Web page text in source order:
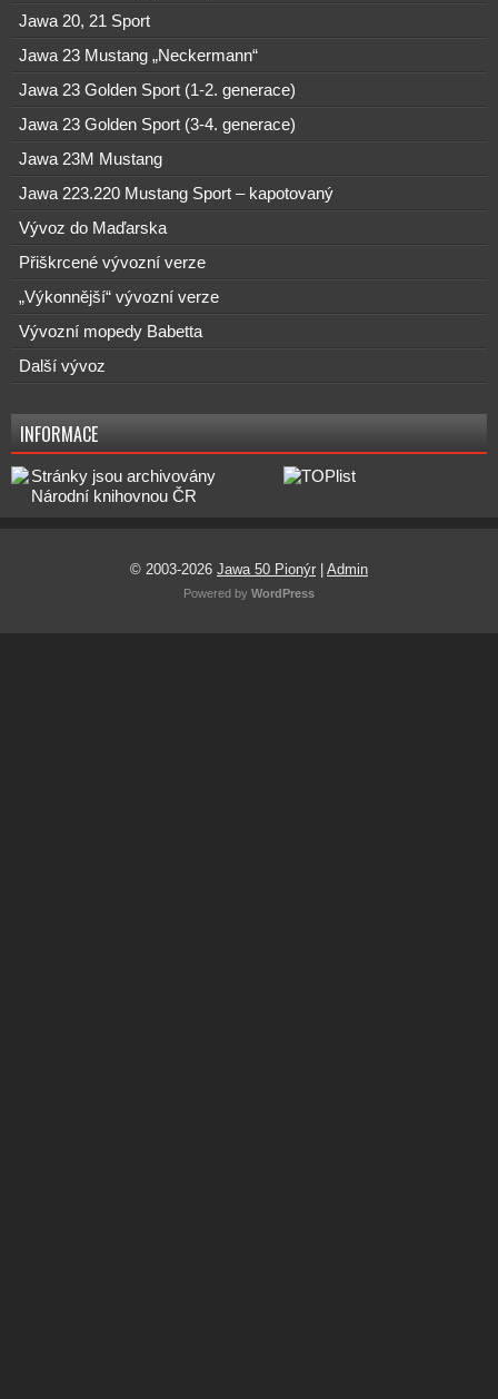
Jawa 20, 21 Sport
Jawa 23 Mustang „Neckermann“
Jawa 23 Golden Sport (1-2. generace)
Jawa 23 Golden Sport (3-4. generace)
Jawa 23M Mustang
Jawa 223.220 Mustang Sport – kapotovaný
Vývoz do Maďarska
Přiškrcené vývozní verze
„Výkonnější“ vývozní verze
Vývozní mopedy Babetta
Další vývoz
INFORMACE
© 2003-2026 Jawa 50 Pionýr Admin
Powered by WordPress